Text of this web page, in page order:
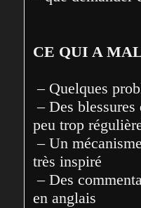
CE QUI A
– Quelques
– Des blessures qui interviennent un
peu trop
– Un mécanisme de lancers francs pas
très inspiré
– Des commentaires obligatoirement
en anglais